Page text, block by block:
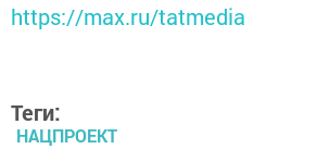
https://max.ru/tatmedia
Теги:
НАЦПРОЕКТ